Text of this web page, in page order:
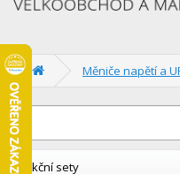
Měniče napětí a
Akční sety